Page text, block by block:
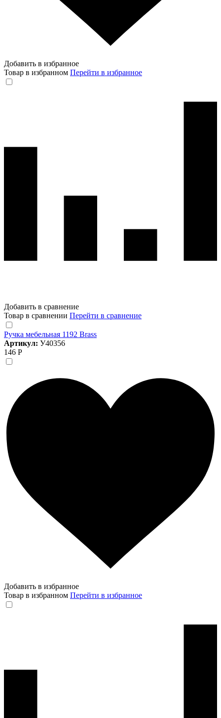
Добавить в избранное
Товар в избранном Перейти в избранное
Добавить в сравнение
Товар в сравнении Перейти в сравнение
Ручка мебельная 1192 Brass
Артикул: У40356
146 Р
Добавить в избранное
Товар в избранном Перейти в избранное